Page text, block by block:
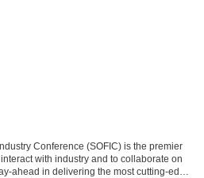
Conference (SOFIC) is the premier
with industry and to collaborate on
ahead in delivering the most cutting-edge